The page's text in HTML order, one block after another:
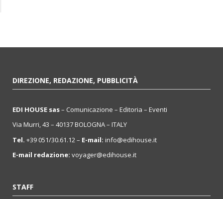
DIREZIONE, REDAZIONE, PUBBLICITÀ
EDI HOUSE sas– Comunicazione – Editoria – Eventi
Via Murri, 43 – 40137 BOLOGNA – ITALY
Tel. +39 051/30.61.12 – E-mail: info@edihouse.it
E-mail redazione: voyager@edihouse.it
STAFF